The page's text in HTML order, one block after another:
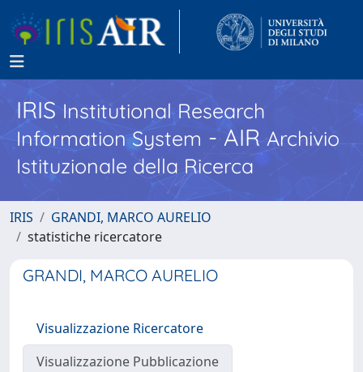
IRISInstitutional Research
Information System - AIR Archivio
Istituzionale della Ricerca
IRIS
GRANDI, MARCO AURELIO
statistiche ricercatore
GRANDI, MARCO AURELIO
Visualizzazione Ricercatore
Visualizzazione Pubblicazione